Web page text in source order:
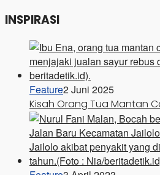
INSPIRASI
Feature2 Juni 2025
Kisah Orang Tua Mantan